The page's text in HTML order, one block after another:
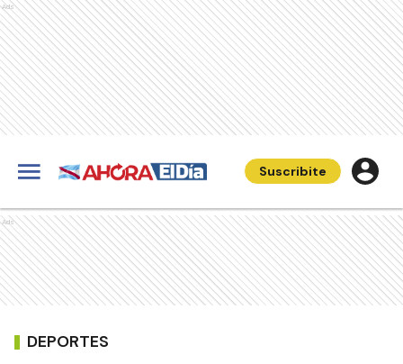
Ads
Suscribite
Ads
DEPORTES